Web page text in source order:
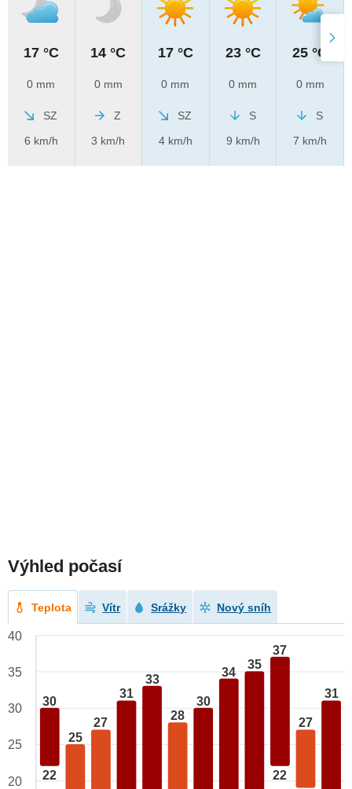
17 °C
0 mm
SZ
6 km/h
14 °C
0 mm
Z
3 km/h
17 °C
0 mm
SZ
4 km/h
23 °C
0 mm
S
9 km/h
25 °C
0 mm
S
7 km/h
Výhled počasí
Teplota Vítr Srážky Nový sníh
30
22
25
27
31
33
28
30
34
35
37
22
27
31
40
35
30
25
20